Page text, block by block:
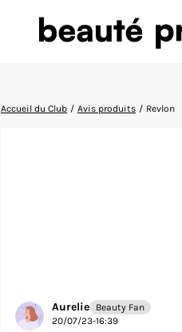
Accueil du Club / Avis produits / Revlon
Aurelie
Beauty Fan
20/07/23-16:39